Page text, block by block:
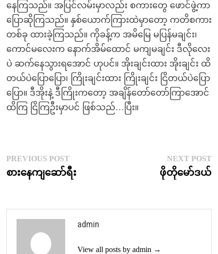
နေကြသည်။ အပြင်လမ်းမှာလည်း စကားတွေ ဖောင်ဖွဲ့ကာ
ပြောဆိုကြသည်။ နှစ်ယောက်ကြားထဲမှာတော့ ကတိစကား
တစ်ခု ထားခဲ့ကြသည်။ ကိုခန့်က အမိမြေ မပြန်မချင်း၊
ကောင်မလေးက နောက်အိမ်ထောင် မကျမချင်း ဒီလိုလေး
ပဲ ဆက်နေသွားရအောင် ဟုပင်။ အိုးချင်းထား အိုးချင်း ထိ
တယ်ပဲပြောပြော၊ ကြိုးချင်းထား ကြိုးချင်း ငြိတယ်ပဲပြော
ပြော။ ဒီအိုးနဲ့ ဒီကြိုးကတော့ အချိန်တော်တော်ကြာအောင်
ထိကြ ငြိကြဦးမှာပင် ဖြစ်သည်…ပြီး။
Post
navigation
PREVIOUS POSTPrevious
post:
စားနေကျဆော်ရီး
NEXT POST
ဖိုတိုမော်ဒယ်
admin
View all posts by admin →